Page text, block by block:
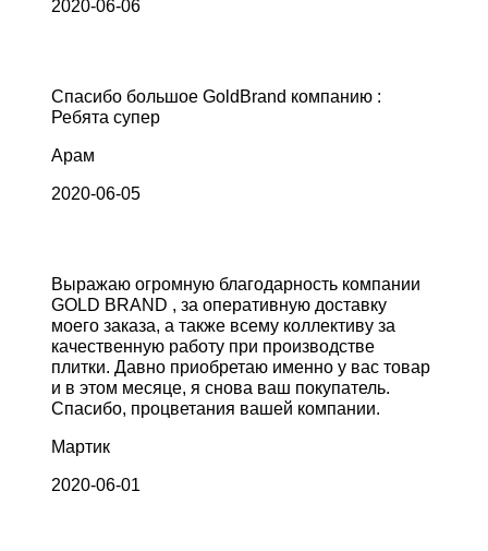
2020-06-06
Спасибо большое GoldBrand компанию :
Ребята супер
Арам
2020-06-05
Выражаю огромную благодарность компании
GOLD BRAND , за оперативную доставку
моего заказа, а также всему коллективу за
качественную работу при производстве
плитки. Давно приобретаю именно у вас товар
и в этом месяце, я снова ваш покупатель.
Спасибо, процветания вашей компании.
Мартик
2020-06-01